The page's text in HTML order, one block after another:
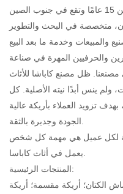
مصنعة لأرائك غرفة المعيشة منذ أكثر من 15 عامًا وتقع في جنوب الصين
متخصصة في البحث والتطوير
وأكثر من 70 من النجارين والحرفيين المهرة في صناعة
من 11 خط إنتاج في مصنعنا. ظل مصنع كاباشا للأثاث
ينس أبدًا نيته الأصلية. كل
بهدف تزويد العملاء بأريكة عالية
الجودة وجديرة بالثقة.
لكل عميل هي مهمة كل شخص
يعمل في أثاث كاباسا.
المنتجات الرئيسية:
الكتان؛ أريكة مقسمة؛ أريكة